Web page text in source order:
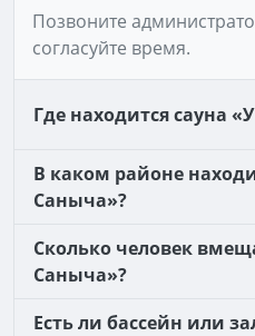
Позвоните
согласуйте время.
Где находится сауна
В каком районе
Саныча»?
Сколько человек
Саныча»?
Есть ли бассейн или